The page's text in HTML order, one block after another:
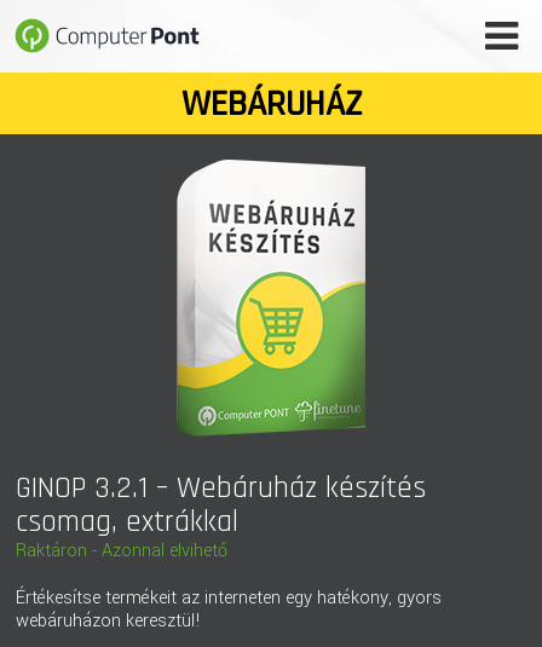
WEBÁRUHÁZ
SZAKÜZLET
SZOFTVER- ÉS HONLAPFEJLESZTÉS
IT BIZTONSÁG
VÁLLALATI MEGOLDÁSOK
FŐOLDAL
HÍREK
BLOG
WEBÁRUHÁZ
GINOP 3.2.1 – Webáruház készítés
csomag, extrákkal
Raktáron - Azonnal elvihető
Értékesítse termékeit az interneten egy hatékony, gyors
webáruházon keresztül!